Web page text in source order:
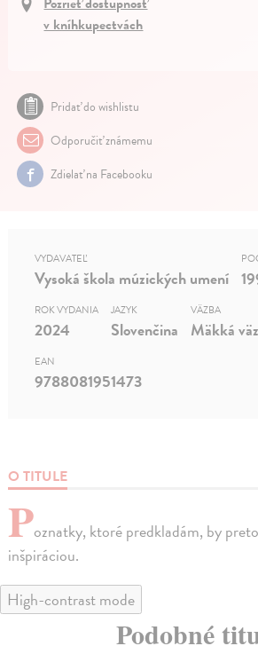
v kníhkupectvách
Pridať do wishlistu
Odporučiť známemu
Zdielať na Facebooku
O TITULE
Poznatky, ktoré predkladám, by
inšpiráciou.
VYDAVATEĽ
Vysoká škola múzických umení
ROK VYDANIA
2024
JAZYK
Slovenčina
VÄZBA
Mäkká
EAN
9788081951473
High-contrast mode
Podobné